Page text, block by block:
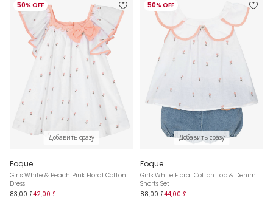
50% OFF
Добавить сразу
Foque
Girls White & Peach Pink Floral Cotton
Dress
83,00 £42,00 £
50% OFF
Добавить сразу
Foque
Girls White Floral Cotton Top & Denim
Shorts Set
88,00 £44,00 £